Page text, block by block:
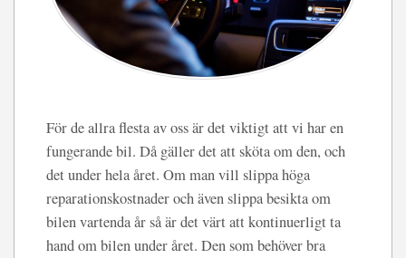
För de allra flesta av oss är det viktigt att vi har en
fungerande bil. Då gäller det att sköta om den, och
det under hela året. Om man vill slippa höga
reparationskostnader och även slippa besikta om
bilen vartenda år så är det värt att kontinuerligt ta
hand om bilen under året. Den som behöver bra